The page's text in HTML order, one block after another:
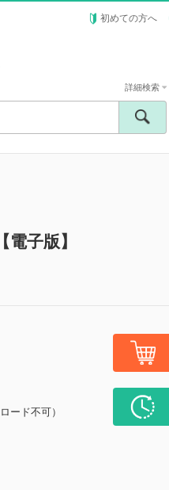
初めての方へ
詳細検索
子版】
ード不可）